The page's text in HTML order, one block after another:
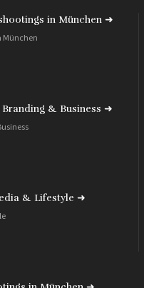
in München ➜
München
& Business ➜
& Lifestyle ➜